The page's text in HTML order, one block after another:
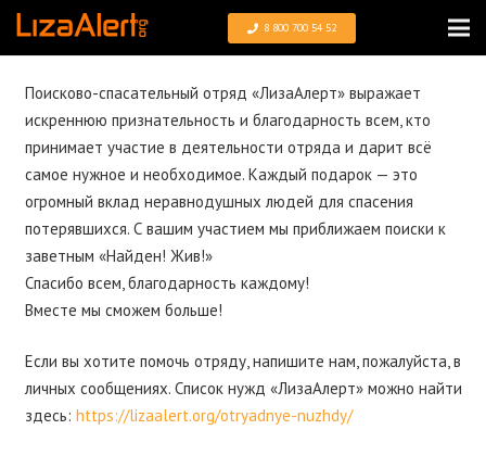
8 800 700 54 52
Поисково-спасательный отряд «ЛизаАлерт» выражает
искреннюю признательность и благодарность всем, кто
принимает участие в деятельности отряда и дарит всё
самое нужное и необходимое. Каждый подарок — это
огромный вклад неравнодушных людей для спасения
потерявшихся. С вашим участием мы приближаем поиски к
заветным «Найден! Жив!»
Спасибо всем, благодарность каждому!
Вместе мы сможем больше!
Если вы хотите помочь отряду, напишите нам, пожалуйста, в
личных сообщениях. Список нужд «ЛизаАлерт» можно найти
здесь: https://lizaalert.org/otryadnye-nuzhdy/